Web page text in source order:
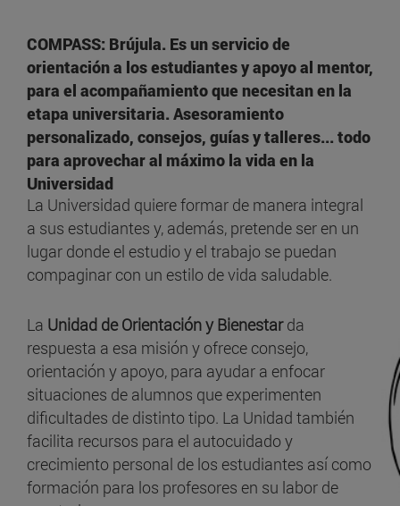
COMPASS: Brújula. Es un servicio de
orientación a los estudiantes y apoyo al mentor,
para el acompañamiento que necesitan en la
etapa universitaria. Asesoramiento
personalizado, consejos, guías y talleres... todo
para aprovechar al máximo la vida en la
Universidad
La Universidad quiere formar de manera integral
a sus estudiantes y, además, pretende ser en un
lugar donde el estudio y el trabajo se puedan
compaginar con un estilo de vida saludable.
La Unidad de Orientación y Bienestarda
respuesta a esa misión y ofrece consejo,
orientación y apoyo, para ayudar a enfocar
situaciones de alumnos que experimenten
dificultades de distinto tipo. La Unidad también
facilita recursos para el autocuidado y
crecimiento personal de los estudiantes así como
formación para los profesores en su labor de